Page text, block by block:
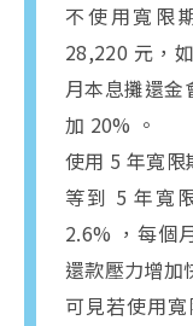
不使用寬限
28,220 元，
月本息攤還金
加 20% 。
使用 5 年寬限
等到 5 年寬
2.6% ，每個
還款壓力增加
可見若使用